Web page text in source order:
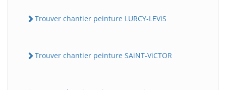
Trouver chantier peinture LURCY-LEViS
Trouver chantier peinture SAiNT-ViCTOR